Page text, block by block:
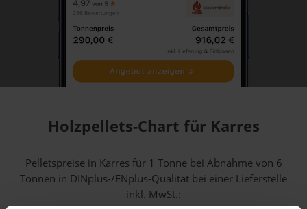
Holzpellets-Chart für Karres
Pelletspreise in Karres für 1 Tonne bei Abnahmevon 6
Tonnen in DINplus-/ENplus-Qualität bei einer Lieferstelle
inkl. MwSt.: